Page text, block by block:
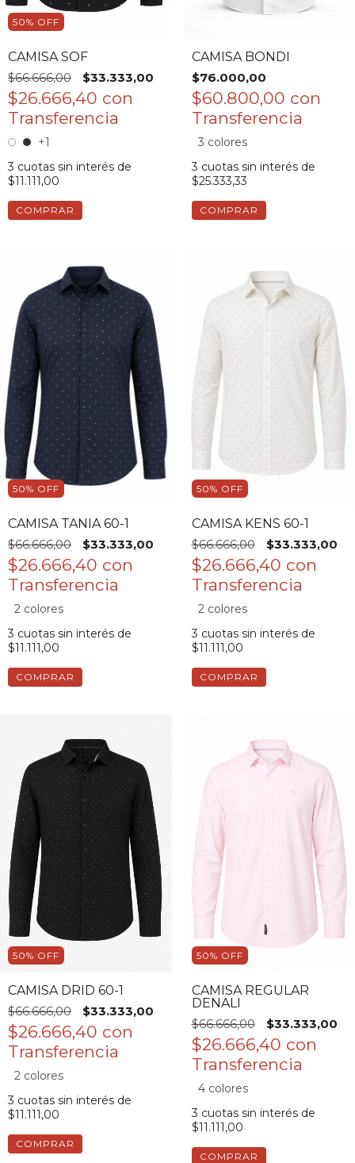
50% OFF
CAMISA SOF
$66.666,00
$33.333,00
$26.666,40 con
+1
3 cuotas sin interés de
$11.111,00
COMPRAR
CAMISA BONDI
$76.000,00
$60.800,00 con
3 colores
3 cuotas sin interés de
$25.333,33
COMPRAR
50% OFF
CAMISA TANIA 60-1
$66.666,00
$33.333,00
$26.666,40 con
2 colores
3 cuotas sin interés de
$11.111,00
COMPRAR
50% OFF
CAMISA KENS 60-1
$66.666,00
$33.333,00
$26.666,40 con
2 colores
3 cuotas sin interés de
$11.111,00
COMPRAR
50% OFF
CAMISA DRID 60-1
$66.666,00
$33.333,00
$26.666,40 con
2 colores
3 cuotas sin interés de
$11.111,00
COMPRAR
50% OFF
CAMISA REGULAR
DENALI
$66.666,00
$33.333,00
$26.666,40 con
4 colores
3 cuotas sin interés de
$11.111,00
COMPRAR